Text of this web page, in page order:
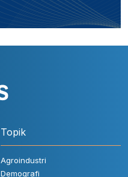
Topik
Agroindustri
Demografi